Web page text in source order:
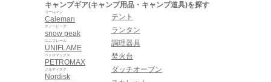
キャンプギア(キャンプ用品・キャンプ道具)を探す
Caleman
コールマン
snow peak
スノーピーク
UNIFLAME
ユニフレーム
PETROMAX
ペトロマックス
Nordisk
ノルディスク
テント
ランタン
調理器具
焚火台
ダッチオーブン